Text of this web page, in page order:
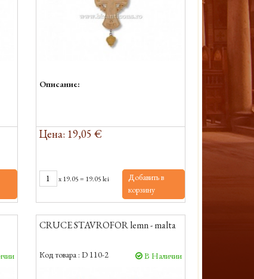
Описание:
Цена: 19,05 €
x19.05= 19.05 lei
Добавить в
корзину
CRUCE STAVROFOR lemn - malta
Код товара : D 110-2 В Наличии